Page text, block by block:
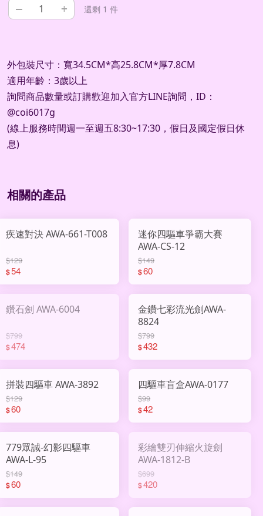
– + 還剩 1 件
外包裝尺寸：寬34.5CM*高25.8CM*厚7.8CM
適用年齡：3歲以上
詢問商品數量或訂購歡迎加入官方LINE詢問，ID：
@coi6017g
(線上服務時間週一至週五8:30~17:30，假日及國定假日休
息)
相關的產品
疾速對決 AWA-661-T008
$129
$54
迷你四驅車爭霸大賽
AWA-CS-12
$149
$60
鑽石劍 AWA-6004
$799
$474
金鑽七彩流光劍AWA-
8824
$799
$432
拼裝四驅車 AWA-3892
$129
$60
四驅車盲盒AWA-0177
$99
$42
779眾誠-幻影四驅車
AWA-L-95
$149
$60
彩繪雙刃伸縮火旋劍
AWA-1812-B
$699
$420